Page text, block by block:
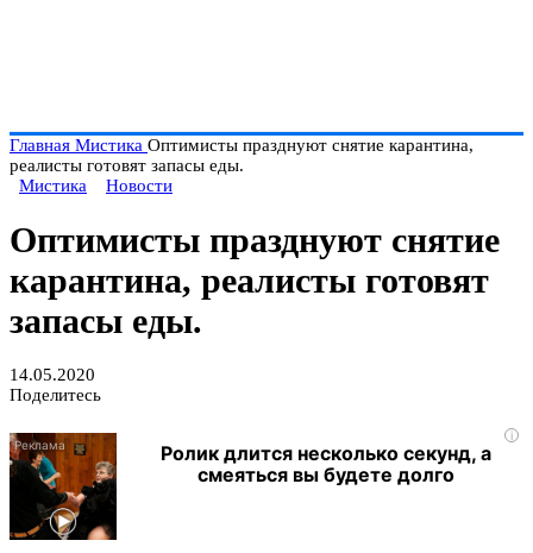
Главная Мистика Оптимисты празднуют снятие карантина,
реалисты готовят запасы еды.
Мистика
Новости
Оптимисты празднуют снятие
карантина, реалисты готовят
запасы еды.
14.05.2020
Поделитесь
i
Ролик длится несколько секунд, а
смеяться вы будете долго